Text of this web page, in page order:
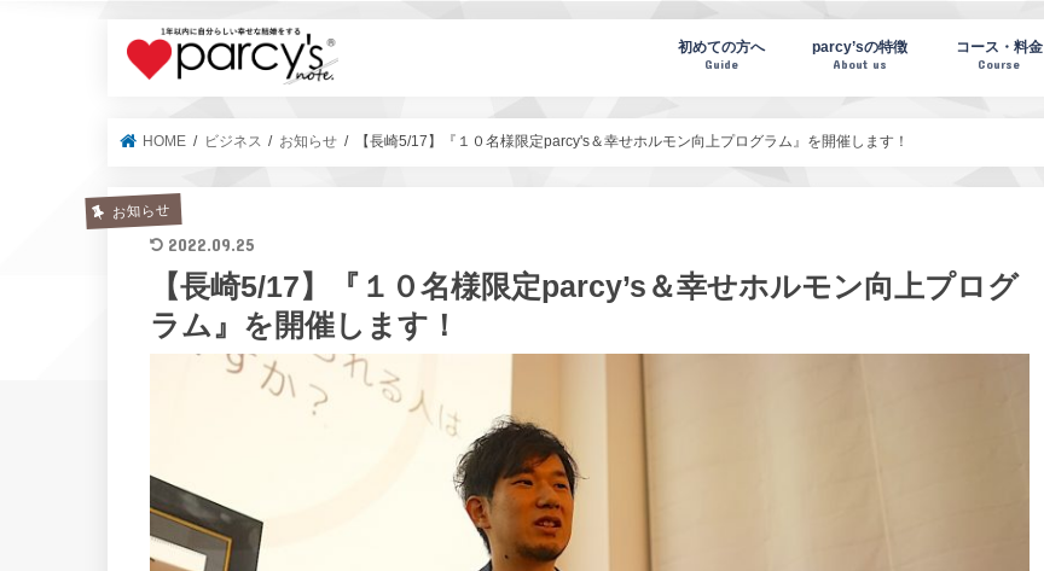
parcy's note(パーシーズノート)
初めての方へ
Guide
parcy’sの特徴
About us
コース・料金
Course
HOME ビジネス お知らせ 【長崎5/17】『１０名様限定parcy's＆幸せホルモン向上プログラム』を開催します！
お知らせ
2022.09.25
【長崎5/17】『１０名様限定parcy’s＆幸せホルモン向上プログ
ラム』を開催します！